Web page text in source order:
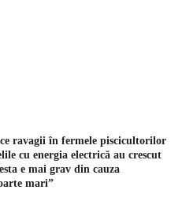
ravagii în fermele piscicultorilor
cu energia electrică au crescut
e mai grav din cauza
mari”